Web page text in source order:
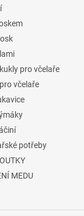
pro včelaře
včelaře
potřeby
MEDU